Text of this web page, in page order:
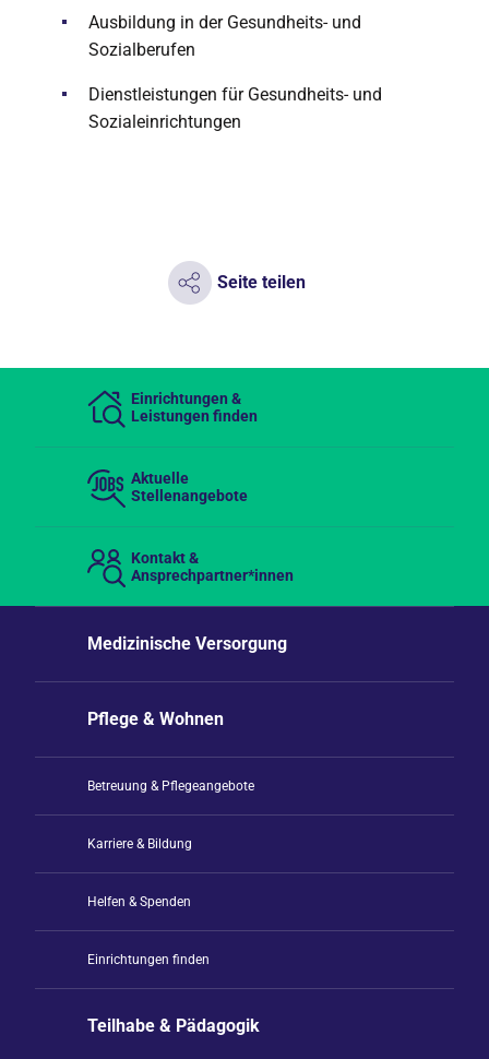
Ausbildung in der Gesundheits- und
Sozialberufen
Dienstleistungen für Gesundheits- und
Sozialeinrichtungen
Seite teilen
Einrichtungen &
Leistungen finden
Aktuelle
Stellenangebote
Kontakt &
Ansprechpartner*innen
Medizinische Versorgung
Pflege & Wohnen
Betreuung & Pflegeangebote
Karriere & Bildung
Helfen & Spenden
Einrichtungen finden
Teilhabe & Pädagogik